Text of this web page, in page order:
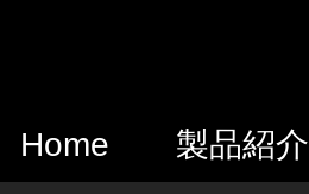
Home 製品紹介